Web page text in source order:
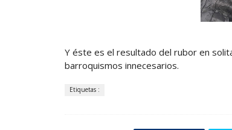
Y éste es el resultado del rubor en
barroquismos innecesarios.
Etiquetas :